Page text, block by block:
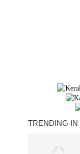
TRENDING IN